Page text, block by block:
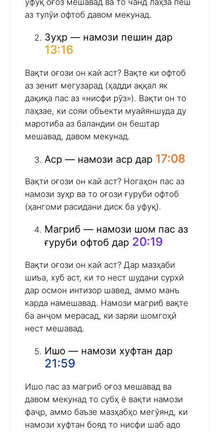
аз тулӯи офтоб давом мекунад.
Зуҳр — намози пешин дар
13:16
Вақти оғози он кай аст? Вақте ки офтоб
аз зенит мегузарад (ҳадди аққал як
дақиқа пас аз «нисфи рӯз»). Вақти он то
лаҳзае, ки сояи объекти муайяншуда ду
маротиба аз баландии он бештар
мешавад, давом мекунад.
Аср — намози аср дар 17:08
Вақти оғози он кай аст? Ногаҳон пас аз
намози зуҳр ва то оғози ғуруби офтоб
(ҳангоми расидани диск ба уфуқ).
Магриб — намози шом пас аз
ғуруби офтоб дар 20:19
Вақти оғози он кай аст? Дар мазҳаби
шиъа, хуб аст, ки то нест шудани сурхӣ
дар осмон интизор шавед, аммо манъ
карда намешавад. Намози магриб вақте
ба анҷом мерасад, ки заряи шомгоҳӣ
нест мешавад.
Ишо — намози хуфтан дар
21:59
Ишо пас аз магриб оғоз мешавад ва
давом мекунад то субҳ ё вақти намози
фаҷр, аммо баъзе мазҳабҳо мегӯянд, ки
намози хуфтан бояд то нисфи шаб адо